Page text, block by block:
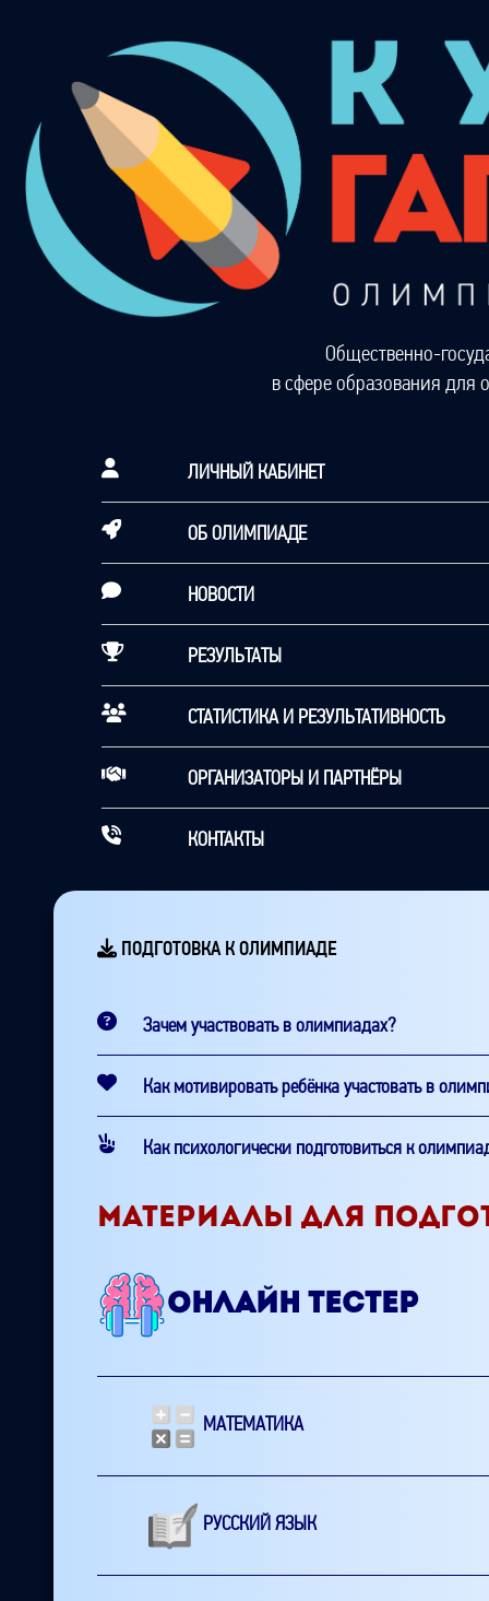
Общественно-
в сфере образования для
ЛИЧНЫЙ КАБИНЕТ
ОБ ОЛИМПИАДЕ
НОВОСТИ
РЕЗУЛЬТАТЫ
СТАТИСТИКА И РЕЗУЛЬТАТИВНОСТЬ
ОРГАНИЗАТОРЫ И ПАРТНЁРЫ
КОНТАКТЫ
ПОДГОТОВКА К ОЛИМПИАДЕ
Зачем участвовать в олимпиадах?
Как мотивировать ребёнка участовать в
Как психологически подготовиться к
МАТЕРИАЛЫ ДЛЯ
ОНЛАЙН ТЕСТЕР
МАТЕМАТИКА
РУССКИЙ ЯЗЫК